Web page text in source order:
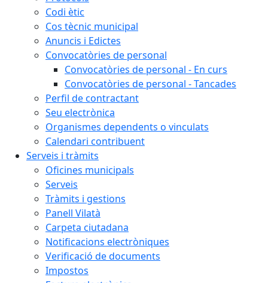
Codi ètic
Cos tècnic municipal
Anuncis i Edictes
Convocatòries de personal
Convocatòries de personal - En curs
Convocatòries de personal - Tancades
Perfil de contractant
Seu electrònica
Organismes dependents o vinculats
Calendari contribuent
Serveis i tràmits
Oficines municipals
Serveis
Tràmits i gestions
Panell Vilatà
Carpeta ciutadana
Notificacions electròniques
Verificació de documents
Impostos